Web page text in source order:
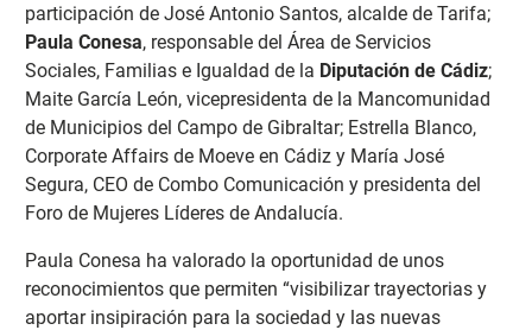
participación de José Antonio Santos, alcalde de Tarifa;
Paula Conesa, responsable del Área de Servicios
Sociales, Familias e Igualdad de la Diputación de Cádiz;
Maite García León, vicepresidenta de la Mancomunidad
de Municipios del Campo de Gibraltar; Estrella Blanco,
Corporate Affairs de Moeve en Cádiz y María José
Segura, CEO de Combo Comunicación y presidenta del
Foro de Mujeres Líderes de Andalucía.
Paula Conesa ha valorado la oportunidad de unos
reconocimientos que permiten “visibilizar trayectorias y
aportar insipiración para la sociedad y las nuevas